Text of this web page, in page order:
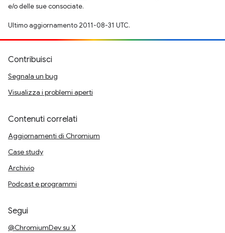
e/o delle sue consociate.
Ultimo aggiornamento 2011-08-31 UTC.
Contribuisci
Segnala un bug
Visualizza i problemi aperti
Contenuti correlati
Aggiornamenti di Chromium
Case study
Archivio
Podcast e programmi
Segui
@ChromiumDev su X